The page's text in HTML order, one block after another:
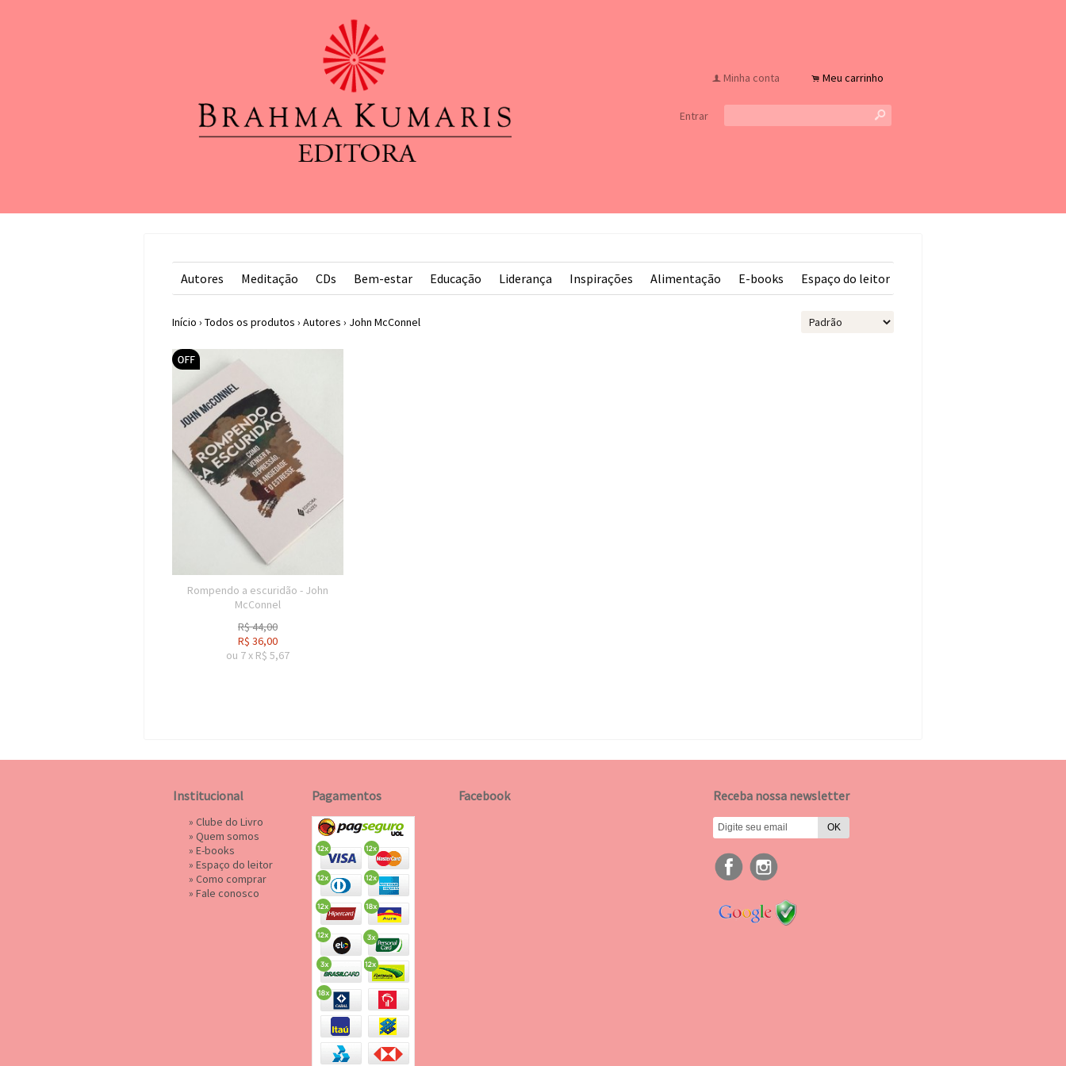
f Minha conta . Meu carrinho
Entrar s
Autores Meditação CDs Bem-estar Educação Liderança Inspirações Alimentação E-books Espaço do leitor
Início › Todos os produtos › Autores › John McConnel
Rompendo a escuridão - John
McConnel
R$44,00
R$ 36,00
ou 7x R$ 5,67
Institucional
» Clube do Livro
» Quem somos
» E-books
» Espaço do leitor
» Como comprar
» Fale conosco
Pagamentos Facebook Receba nossa newsletter